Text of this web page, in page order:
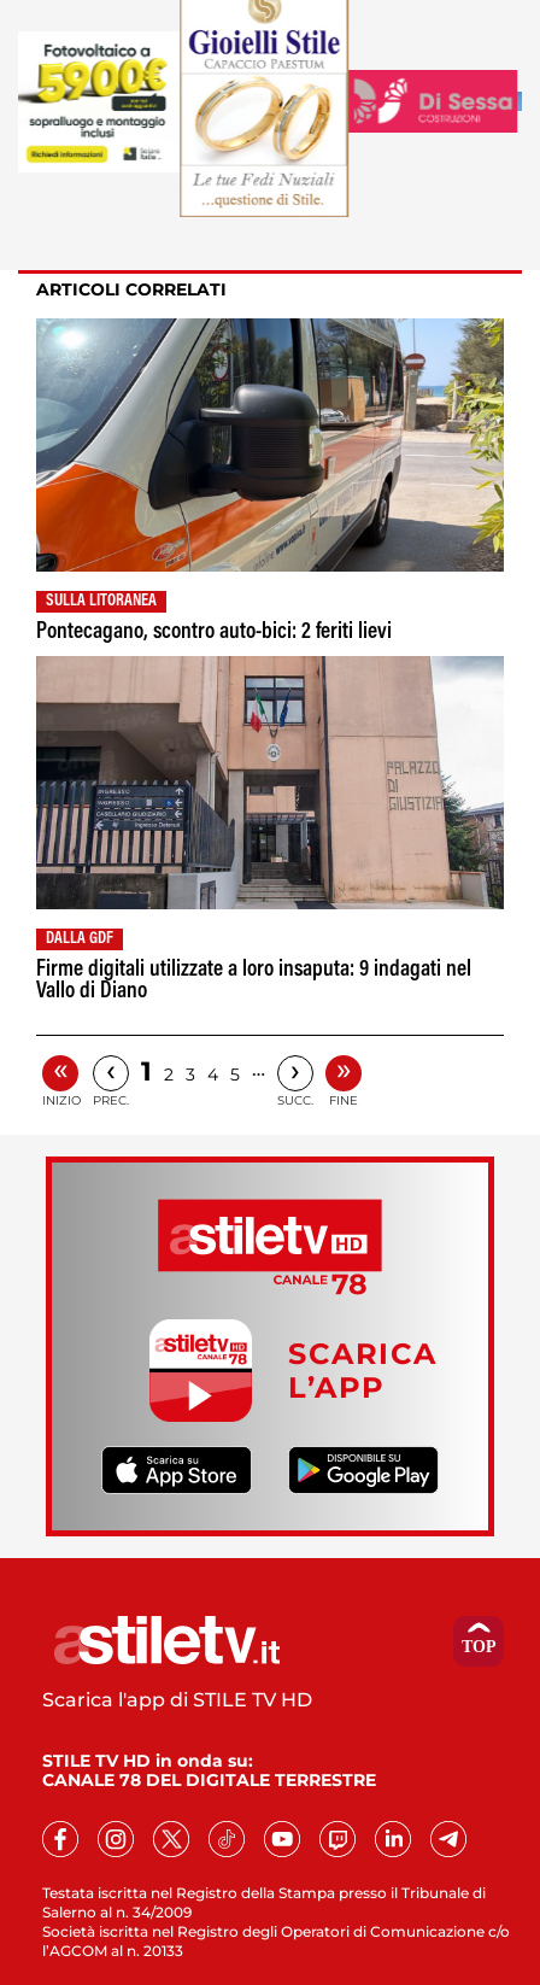
ARTICOLI CORRELATI
SULLA LITORANEA
Pontecagano, scontro auto-bici: 2 feriti lievi
DALLA GDF
Firme digitali utilizzate a loro insaputa: 9 indagati nel
Vallo di Diano
«
INIZIO
‹
PREC.
1 2 3 4 5 … ›
SUCC.
»
FINE
SCARICA
L’APP
Testata iscritta nel Registro della Stampa presso il Tribunale di
Salerno al n. 34/2009
Società iscritta nel Registro degli Operatori di Comunicazione c/o
l’AGCOM al n. 20133
Scarica l'app di STILE TV HD
STILE TV HD in onda su:
CANALE 78 DEL DIGITALE TERRESTRE